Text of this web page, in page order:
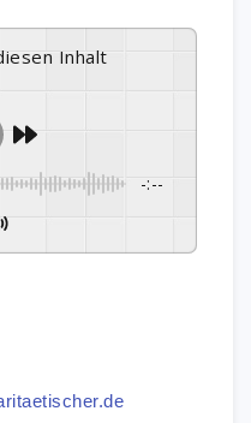
-:--